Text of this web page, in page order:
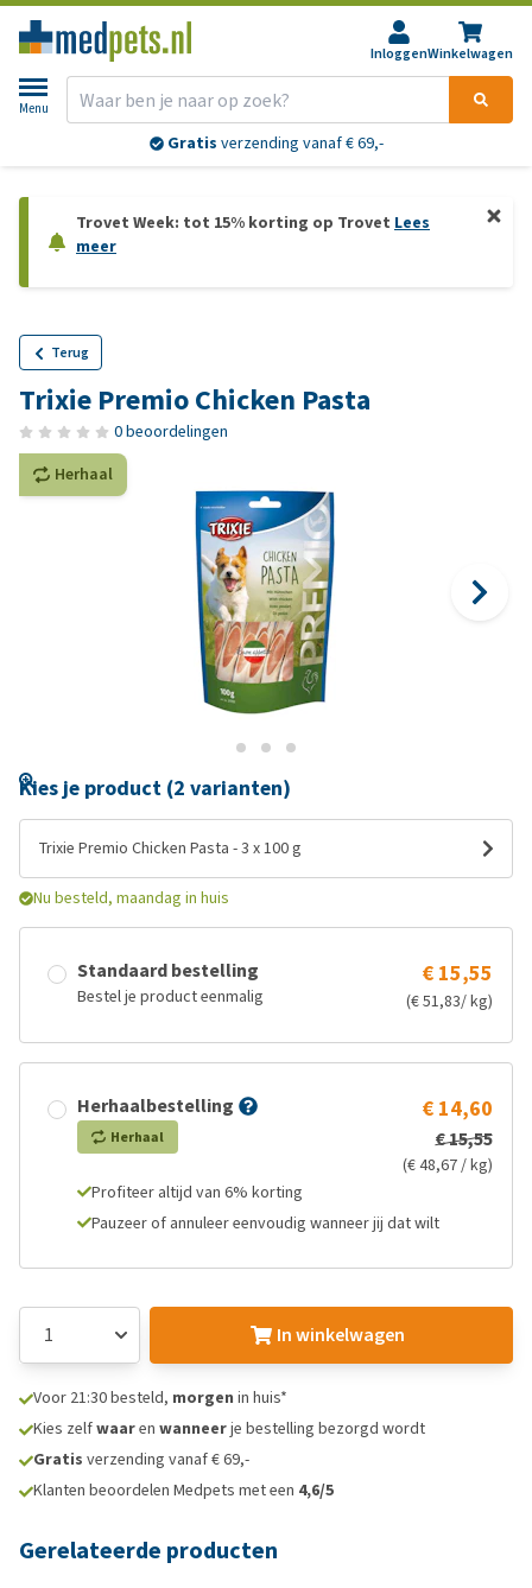
InloggenWinkelwagen
Menu
Gratis verzending vanaf € 69,-
Trovet Week: tot 15% korting op Trovet Lees
meer
Terug
Trixie Premio Chicken Pasta
0 beoordelingen
Herhaal
Kies je product (2 varianten)
Trixie Premio Chicken Pasta - 3 x 100 g
Nu besteld, maandag in huis
Standaard bestelling
Bestel je product eenmalig
€ 15,55
(€ 51,83/ kg)
Herhaalbestelling
Herhaal
€ 14,60
€ 15,55
(€ 48,67 / kg)
Profiteer altijd van 6% korting
Pauzeer of annuleer eenvoudig wanneer jij dat wilt
In winkelwagen
Voor 21:30 besteld, morgen in huis*
Kies zelfwaaren wanneerje bestelling bezorgd wordt
Gratis verzending vanaf € 69,-
Klanten beoordelen Medpets met een 4,6/5
Gerelateerde producten